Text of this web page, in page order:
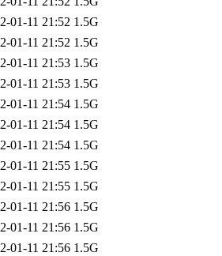
01-11 21:52 1.5G
01-11 21:52 1.5G
01-11 21:53 1.5G
01-11 21:53 1.5G
01-11 21:54 1.5G
01-11 21:54 1.5G
01-11 21:54 1.5G
01-11 21:55 1.5G
01-11 21:55 1.5G
01-11 21:56 1.5G
01-11 21:56 1.5G
01-11 21:56 1.5G